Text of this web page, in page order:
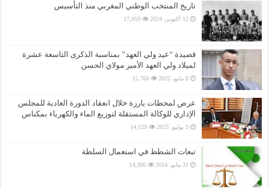
تاريخ المنتخب الوطني المغربي منذ التأسيس
12 أكتوبر، 2024 17,059
قصيدة “عيد ولي العهد” بمناسبة الذكرى التاسعة عشرة
لميلاد ولي العهد الأمير مولاي الحسن
8 مايو، 2022 15,760
عرض لمحطات بارزة خلال انعقاد الدورة العادية للمجلس
الإداري للوكالة المستقلة لتوزيع الماء والكهرباء بمكناس
3 يوليو، 2023 14,529
تبعات الشطط في استعمال السلطة
31 مايو، 2024 14,386